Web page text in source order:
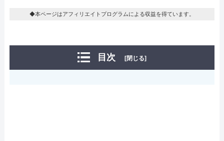
◆本ページはアフィリエイトプログラムによる収益を得ています。
目次 [閉じる]